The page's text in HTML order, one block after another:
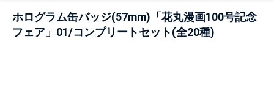
ホログラム缶バッジ(57mm)「花丸漫画100号記念
フェア」01/コンプリートセット(全20種)